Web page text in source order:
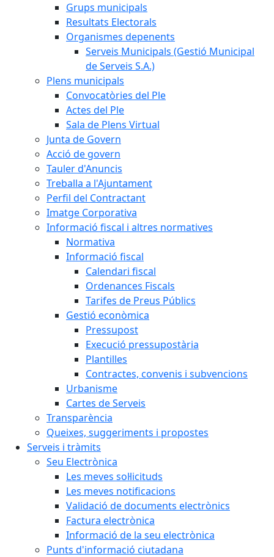
Grups municipals
Resultats Electorals
Organismes depenents
Serveis Municipals (Gestió Municipal
de Serveis S.A.)
Plens municipals
Convocatòries del Ple
Actes del Ple
Sala de Plens Virtual
Junta de Govern
Acció de govern
Tauler d'Anuncis
Treballa a l'Ajuntament
Perfil del Contractant
Imatge Corporativa
Informació fiscal i altres normatives
Normativa
Informació fiscal
Calendari fiscal
Ordenances Fiscals
Tarifes de Preus Públics
Gestió econòmica
Pressupost
Execució pressupostària
Plantilles
Contractes, convenis i subvencions
Urbanisme
Cartes de Serveis
Transparència
Queixes, suggeriments i propostes
Serveis i tràmits
Seu Electrònica
Les meves sol·licituds
Les meves notificacions
Validació de documents electrònics
Factura electrònica
Informació de la seu electrònica
Punts d'informació ciutadana